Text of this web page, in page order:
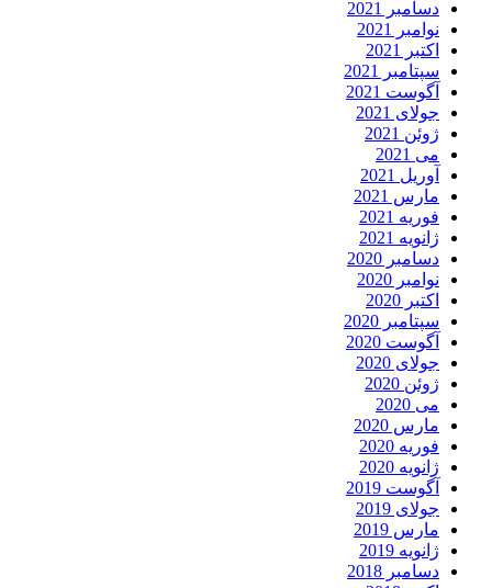
دسامبر 2021
نوامبر 2021
اکتبر 2021
سپتامبر 2021
آگوست 2021
جولای 2021
ژوئن 2021
می 2021
آوریل 2021
مارس 2021
فوریه 2021
ژانویه 2021
دسامبر 2020
نوامبر 2020
اکتبر 2020
سپتامبر 2020
آگوست 2020
جولای 2020
ژوئن 2020
می 2020
مارس 2020
فوریه 2020
ژانویه 2020
آگوست 2019
جولای 2019
مارس 2019
ژانویه 2019
دسامبر 2018